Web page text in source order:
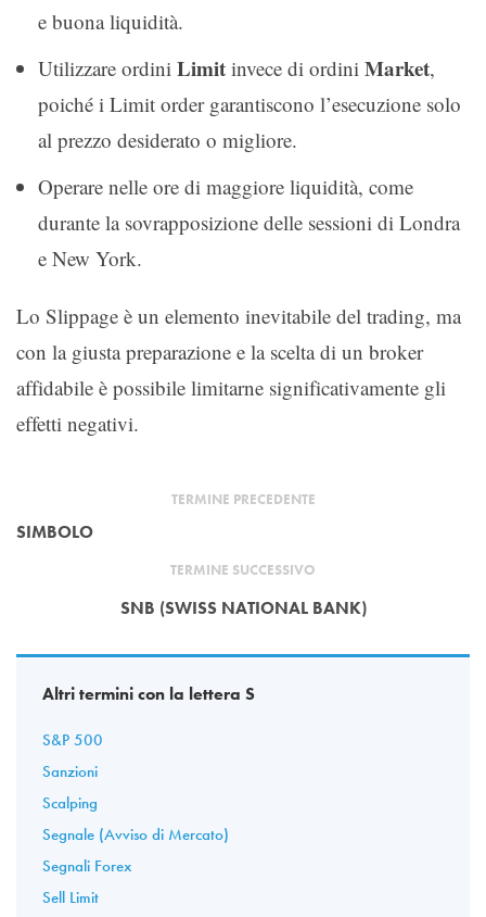
e buona liquidità.
Utilizzare ordini Limit invece di ordini Market,
poiché i Limit order garantiscono l’esecuzione solo
al prezzo desiderato o migliore.
Operare nelle ore di maggiore liquidità, come
durante la sovrapposizione delle sessioni di Londra
e New York.
Lo Slippage è un elemento inevitabile del trading, ma
con la giusta preparazione e la scelta di un broker
affidabile è possibile limitarne significativamente gli
effetti negativi.
TERMINE PRECEDENTE
SIMBOLO
TERMINE SUCCESSIVO
SNB (SWISS NATIONAL BANK)
Altri termini con la lettera S
S&P 500
Sanzioni
Scalping
Segnale (Avviso di Mercato)
Segnali Forex
Sell Limit